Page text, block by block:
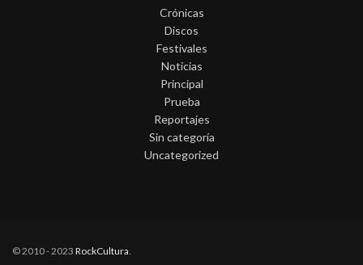
Crónicas
Discos
Festivales
Noticias
Principal
Prueba
Reportajes
Sin categoría
Uncategorized
© 2010 - 2023 RockCultura.